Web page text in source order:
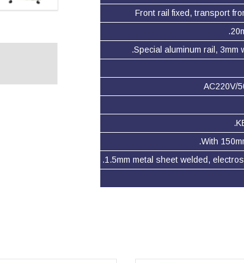
Front rail fixed, transport
Special aluminum rail, 3mm
AC220V/
With
1.5mm metal sheet welded,